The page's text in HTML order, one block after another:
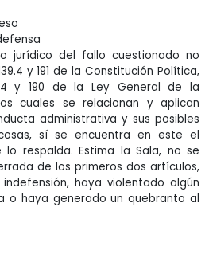
jurídico del fallo cuestionado no
y 191 de la Constitución Política,
y 190 de la Ley General de la
cuales se relacionan y aplican
administrativa y sus posibles
sí se encuentra en este el
respalda. Estima la Sala, no se
de los primeros dos artículos,
haya violentado algún
o haya generado un quebranto al